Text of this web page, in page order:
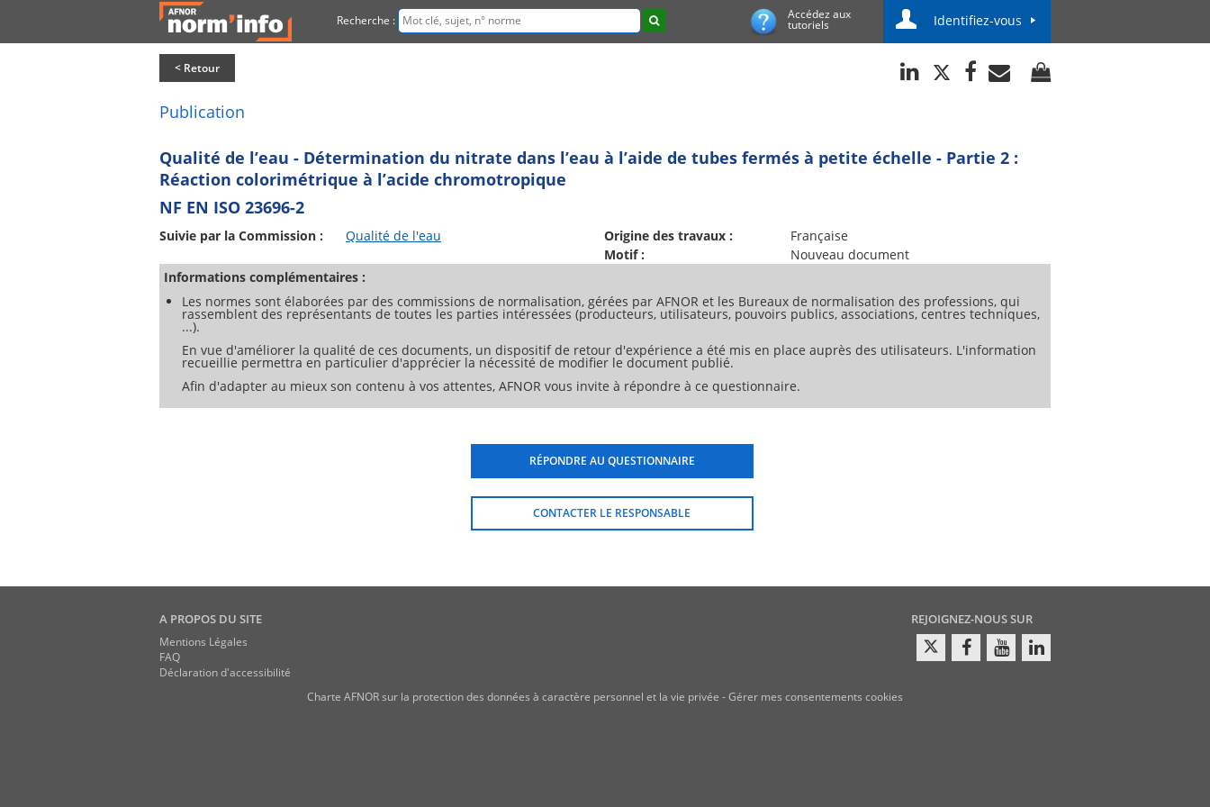
Recherche : Accédez aux
tutoriels Identifiez-vous
< Retour
Publication
Qualité de l’eau - Détermination du nitrate dans l’eau à l’aide de tubes fermés à petite échelle - Partie 2 :
Réaction colorimétrique à l’acide chromotropique
NF EN ISO 23696-2
Suivie par la Commission : Qualité de l'eau Origine des travaux :
Française
Motif :
Nouveau document
Informations complémentaires :
Les normes sont élaborées par des commissions de normalisation, gérées par AFNOR et les Bureaux de normalisation des professions, qui
rassemblent des représentants de toutes les parties intéressées (producteurs, utilisateurs, pouvoirs publics, associations, centres techniques,
...).
En vue d'améliorer la qualité de ces documents, un dispositif de retour d'expérience a été mis en place auprès des utilisateurs. L'information
recueillie permettra en particulier d'apprécier la nécessité de modifier le document publié.
Afin d'adapter au mieux son contenu à vos attentes, AFNOR vous invite à répondre à ce questionnaire.
RÉPONDRE AU QUESTIONNAIRE
CONTACTER LE RESPONSABLE
A PROPOS DU SITE
Mentions Légales
FAQ
Déclaration d'accessibilité
REJOIGNEZ-NOUS SUR
Charte AFNOR sur la protection des données à caractère personnel et la vie privée -Gérer mes consentements cookies